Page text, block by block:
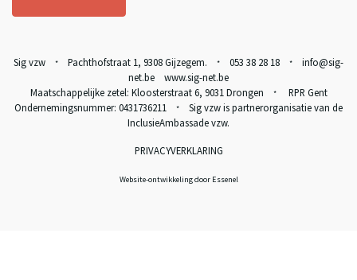
Sig vzw * Pachthofstraat 1, 9308 Gijzegem. * 053 38 28 18 *
info@sig-
net.be www.sig-net.be
Maatschappelijke zetel: Kloosterstraat 6, 9031 Drongen
*RPR Gent
Ondernemingsnummer: 0431736211
*
Sig vzw is partnerorganisatie van de
InclusieAmbassade vzw.
PRIVACYVERKLARING
Website-ontwikkeling door Essenel